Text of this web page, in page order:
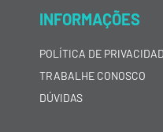
INFORMAÇÕES
POLÍTICA DE
TRABALHE CONOSCO
DÚVIDAS